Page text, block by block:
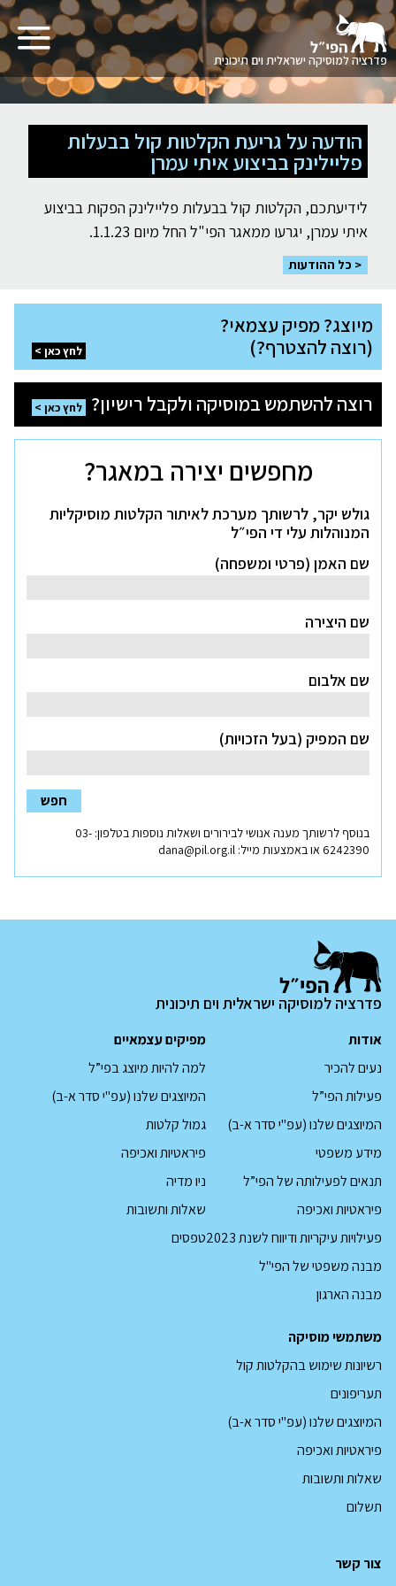
דלגו
פדרציה למוסיקה ישראלית וים תיכונית
תפריט
הודעה על גריעת הקלטות קול בבעלות
פליילינק בביצוע איתי עמרן
לידיעתכם, הקלטות קול בבעלות פליילינק הפקות בביצוע
איתי עמרן, יגרעו ממאגר הפי"ל החל מיום 1.1.23.
כל ההודעות
מיוצג? מפיק עצמאי?
(רוצה להצטרף?)
מיוצג?
מפיק
עצמאי?
(רוצה
להצטרף?)
לחץ
לחץ כאן
רוצה להשתמש במוסיקה ולקבל רישיון?
רוצה
להשתמש
במוסיקה
ולקבל
רישיון?
לחץ כאן
מחפשים יצירה במאגר?
גולש יקר, לרשותך מערכת לאיתור הקלטות מוסיקליות
המנוהלות עלי די הפי״ל
שם האמן (פרטי ומשפחה)
שם היצירה
שם אלבום
שם המפיק (בעל הזכויות)
חפש
בנוסף לרשותך מענה אנושי לבירורים ושאלות נוספות בטלפון: 03-
6242390 או באמצעות מייל: dana@pil.org.il
חדש
פדרציה למוסיקה ישראלית וים תיכונית
אודות
נעים להכיר
פעילות הפי”ל
המיוצגים שלנו (עפ"י סדר א-ב)
מידע משפטי
תנאים לפעילותה של הפי”ל
פיראטיות ואכיפה
פעילויות עיקריות ודיווח לשנת 2023
קובץ
מבנה משפטי של הפי"ל
מבנה הארגון
מפיקים עצמאיים
למה להיות מיוצג בפי”ל
המיוצגים שלנו (עפ"י סדר א-ב)
גמול קלטות
פיראטיות ואכיפה
ניו מדיה
שאלות ותשובות
טפסים
משתמשי מוסיקה
רשיונות שימוש בהקלטות קול
תעריפונים
המיוצגים שלנו (עפ"י סדר א-ב)
פיראטיות ואכיפה
שאלות ותשובות
תשלום
צור קשר